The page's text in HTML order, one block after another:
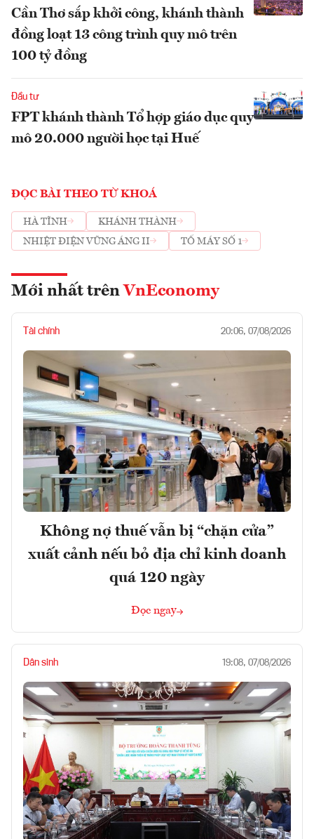
Cần Thơ sắp khởi công, khánh thành
đồng loạt 13 công trình quy mô trên
100 tỷ đồng
Đầu tư
FPT khánh thành Tổ hợp giáo dục quy
mô 20.000 người học tại Huế
ĐỌC BÀI THEO TỪ KHOÁ
HÀ TĨNH
KHÁNH THÀNH
NHIỆT ĐIỆN VŨNG ÁNG II
TỔ MÁY SỐ 1
Mới nhất trên VnEconomy
Tài chính 20:06, 07/08/2026
Không nợ thuế vẫn bị “chặn cửa”
xuất cảnh nếu bỏ địa chỉ kinh doanh
quá 120 ngày
Đọc ngay
Dân sinh 19:08, 07/08/2026